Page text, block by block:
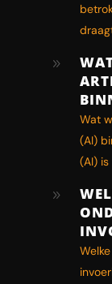
9
Wat
(AI)
(AI)
9